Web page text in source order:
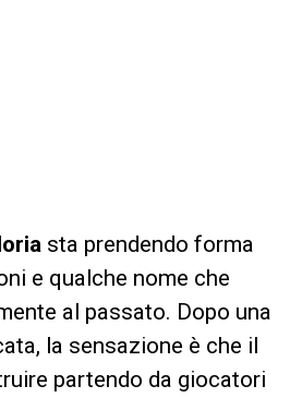
sta prendendo forma
e qualche nome che
al passato. Dopo una
la sensazione è che il
partendo da giocatori